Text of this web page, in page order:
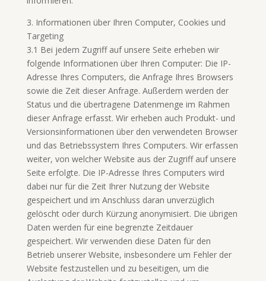
3. Informationen über Ihren Computer, Cookies und
Targeting
3.1 Bei jedem Zugriff auf unsere Seite erheben wir
folgende Informationen über Ihren Computer: Die IP-
Adresse Ihres Computers, die Anfrage Ihres Browsers
sowie die Zeit dieser Anfrage. Außerdem werden der
Status und die übertragene Datenmenge im Rahmen
dieser Anfrage erfasst. Wir erheben auch Produkt- und
Versionsinformationen über den verwendeten Browser
und das Betriebssystem Ihres Computers. Wir erfassen
weiter, von welcher Website aus der Zugriff auf unsere
Seite erfolgte. Die IP-Adresse Ihres Computers wird
dabei nur für die Zeit Ihrer Nutzung der Website
gespeichert und im Anschluss daran unverzüglich
gelöscht oder durch Kürzung anonymisiert. Die übrigen
Daten werden für eine begrenzte Zeitdauer
gespeichert. Wir verwenden diese Daten für den
Betrieb unserer Website, insbesondere um Fehler der
Website festzustellen und zu beseitigen, um die